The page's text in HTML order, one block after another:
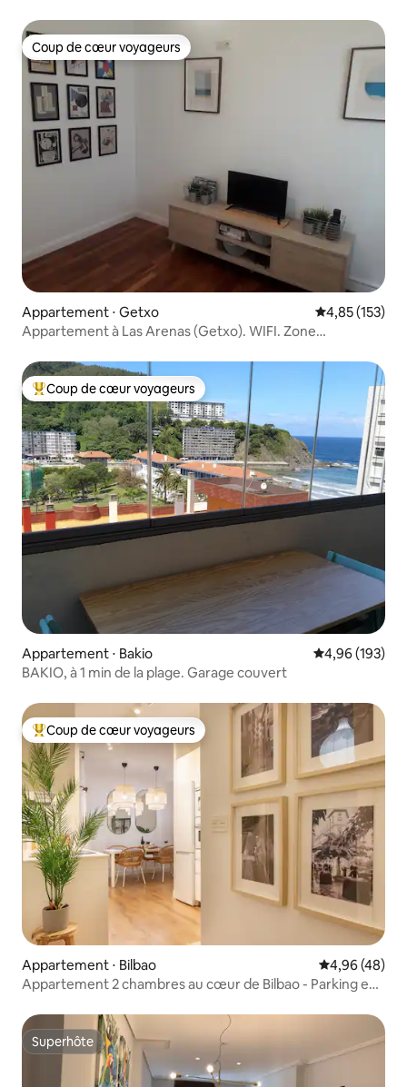
Coup de cœur voyageurs
Coup de cœur voyageurs
Appartement ⋅ Getxo Évaluation
4,85 (153)
Appartement à Las Arenas (Getxo). WIFI. Zone
Coups de cœur voyageurs les plus appréciés
Coup de cœur voyageurs
Appartement ⋅ Bakio Évaluation
4,96 (193)
BAKIO, à 1 min de la plage. Garage couvert
Coups de cœur voyageurs les plus appréciés
Coup de cœur voyageurs
Appartement ⋅ Bilbao Évaluation
4,96 (48)
Appartement 2 chambres au cœur de Bilbao - Parking en
Superhôte
Superhôte